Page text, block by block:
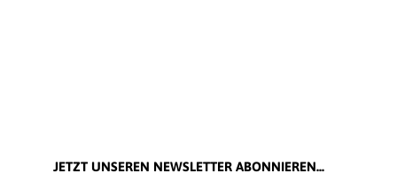
JETZT UNSEREN NEWSLETTER ABONNIEREN...